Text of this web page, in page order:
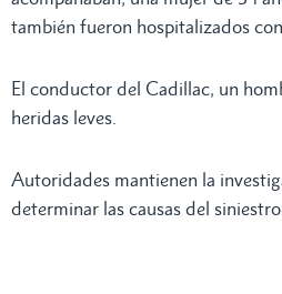
también fueron hospitalizados
El conductor del Cadillac, un
heridas leves.
Autoridades mantienen la
determinar las causas del